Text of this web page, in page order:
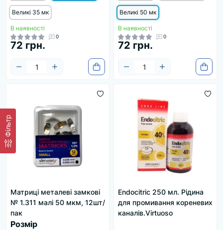
Фільтр
Великі 35 мк
В наявності
0
72 грн.
Великі 50 мк
В наявності
0
72 грн.
Матриці металеві замкові
№ 1.311 малі 50 мкм, 12шт/
пак
Розмір
Endocitric 250 мл. Рідина
для промивання кореневих
каналів.Virtuoso